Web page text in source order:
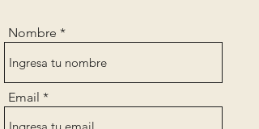
Nombre
Email